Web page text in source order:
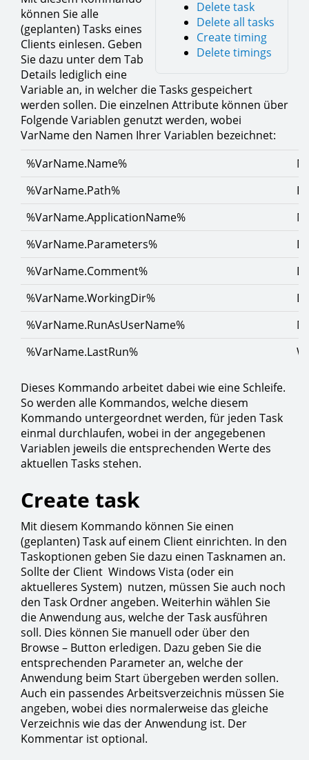
Delete task
Delete all tasks
Create timing
Delete timings
können Sie alle
(geplanten) Tasks eines
Clients einlesen. Geben
Sie dazu unter dem Tab
Details lediglich eine
Variable an, in welcher die Tasks gespeichert
werden sollen. Die einzelnen Attribute können über
Folgende Variablen genutzt werden, wobei
VarName den Namen Ihrer Variablen bezeichnet:
%VarName.Name%
%VarName.Path%
%VarName.ApplicationName%
%VarName.Parameters%
%VarName.Comment%
%VarName.WorkingDir%
%VarName.RunAsUserName%
%VarName.LastRun%
Dieses Kommando arbeitet dabei wie eine Schleife.
So werden alle Kommandos, welche diesem
Kommando untergeordnet werden, für jeden Task
einmal durchlaufen, wobei in der angegebenen
Variablen jeweils die entsprechenden Werte des
aktuellen Tasks stehen.
Create task
Mit diesem Kommando können Sie einen
(geplanten) Task auf einem Client einrichten. In den
Taskoptionen geben Sie dazu einen Tasknamen an.
Sollte der Client Windows Vista (oder ein
aktuelleres System) nutzen, müssen Sie auch noch
den Task Ordner angeben. Weiterhin wählen Sie
die Anwendung aus, welche der Task ausführen
soll. Dies können Sie manuell oder über den
Browse – Button erledigen. Dazu geben Sie die
entsprechenden Parameter an, welche der
Anwendung beim Start übergeben werden sollen.
Auch ein passendes Arbeitsverzeichnis müssen Sie
angeben, wobei dies normalerweise das gleiche
Verzeichnis wie das der Anwendung ist. Der
Kommentar ist optional.